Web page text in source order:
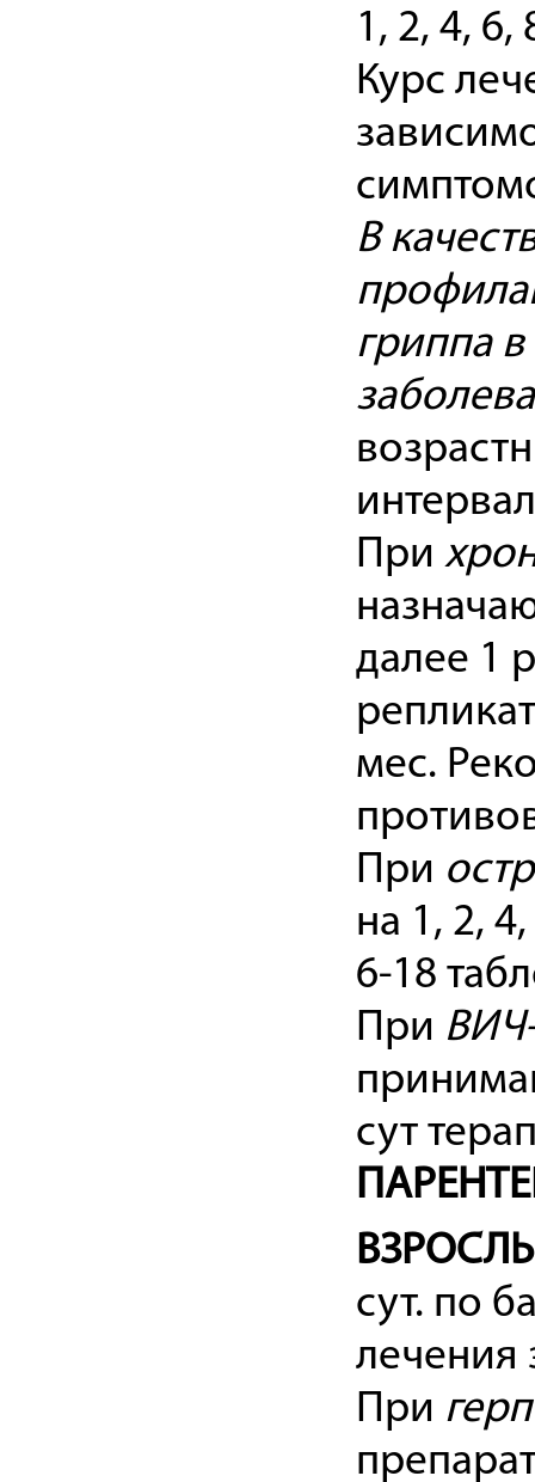
1, 2, 4, 6,
Курс
В
гриппа
При
далее 1
мес.
При
на 1, 2,
6-18
При
сут
сут. по
лечения
При